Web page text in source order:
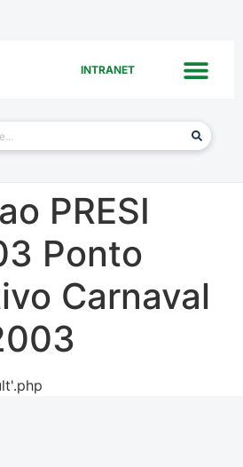
INTRANET
PRESI
Ponto
Carnaval